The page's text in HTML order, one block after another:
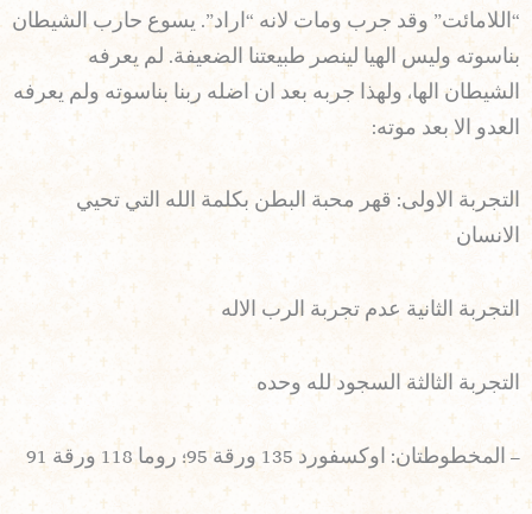
“اللامائت” وقد جرب ومات لانه “اراد”. يسوع حارب الشيطان
بناسوته وليس الهيا لينصر طبيعتنا الضعيفة. لم يعرفه
الشيطان الها، ولهذا جربه بعد ان اضله ربنا بناسوته ولم يعرفه
العدو الا بعد موته:
التجربة الاولى: قهر محبة البطن بكلمة الله التي تحيي
الانسان
التجربة الثانية عدم تجربة الرب الاله
التجربة الثالثة السجود لله وحده
– المخطوطتان: اوكسفورد 135 ورقة 95؛ روما 118 ورقة 91